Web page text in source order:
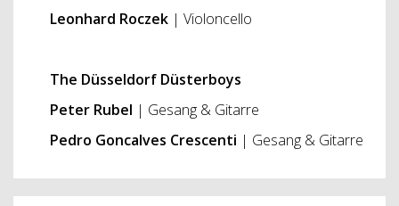
Leonhard Roczek | Violoncello
The Düsseldorf Düsterboys
Peter Rubel | Gesang & Gitarre
Pedro Goncalves Crescenti | Gesang & Gitarre